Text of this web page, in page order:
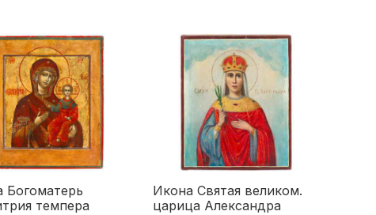
Богоматерь
темпера
Икона Святая великом.
царица Александра